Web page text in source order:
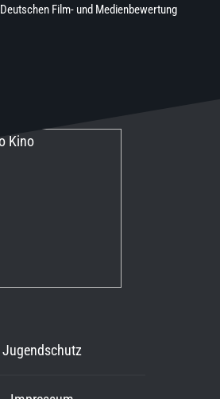
Deutschen Film- und Medienbewertung
Jugendschutz